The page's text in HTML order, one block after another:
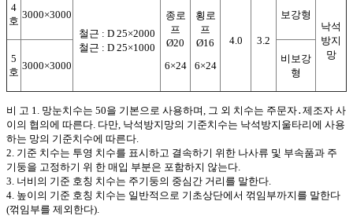
4
호
3000×3000
철근 : D 25×2000
철근 : D 25×1000
종로
프
Ø20
6×24
횡로
프
Ø16
6×24
4.0 3.2
보강형
낙석
방지
망
5
호
3000×3000
비보강
형
비 고 1. 망눈치수는 50을 기본으로 사용하며, 그 외 치수는 주문자․ 제조자 사
이의 협의에 따른다. 다만, 낙석방지망의 기준치수는 낙석방지울타리에 사용
하는 망의 기준치수에 따른다.
2. 기준 치수는 투영 치수를 표시하고 결속하기 위한 나사류 및 부속품과 주
기둥을 고정하기 위 한 매입 부분은 포함하지 않는다.
3. 너비의 기준 호칭 치수는 주기둥의 중심간 거리를 말한다.
4. 높이의 기준 호칭 치수는 일반적으로 기초상단에서 꺾임부까지를 말한다
(꺾임부를 제외한다).